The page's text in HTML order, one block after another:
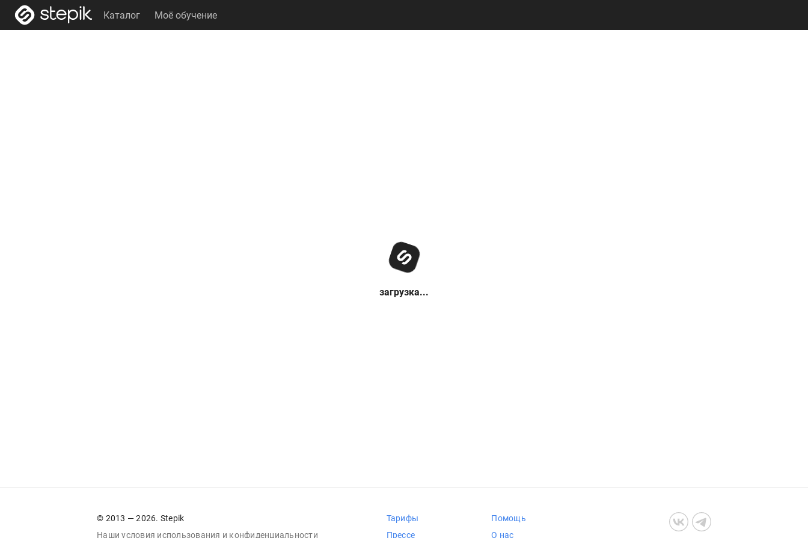
Каталог Моё обучение
загрузка...
© 2013 — 2026. Stepik
Наши условия использования и конфиденциальности
Тарифы
Прессе
Помощь
О нас